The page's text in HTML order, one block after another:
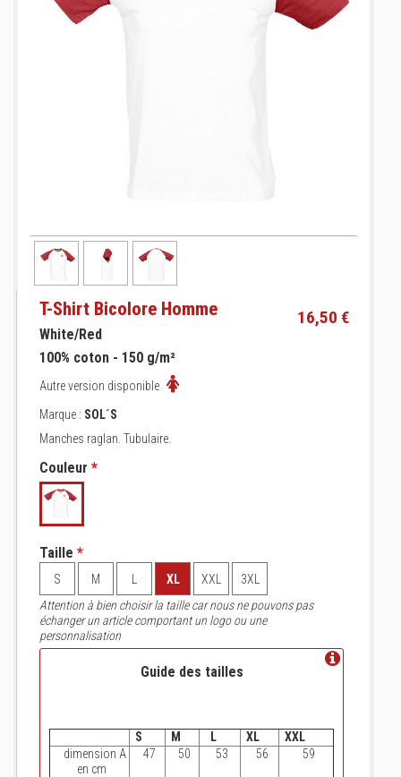
T-Shirt Bicolore Homme 16,50 €
White/Red
100% coton - 150 g/m²
Autre version disponible
Marque : SOL´S
Manches raglan. Tubulaire.
Couleur *
Taille *
S M XL XXL
3XL
Attention à bien choisir la taille car nous ne pouvons pas
échanger un article comportant un logo ou une
personnalisation
Guide des tailles
S M L XL
XXL
dimension A
en cm
47 50 53 56 59